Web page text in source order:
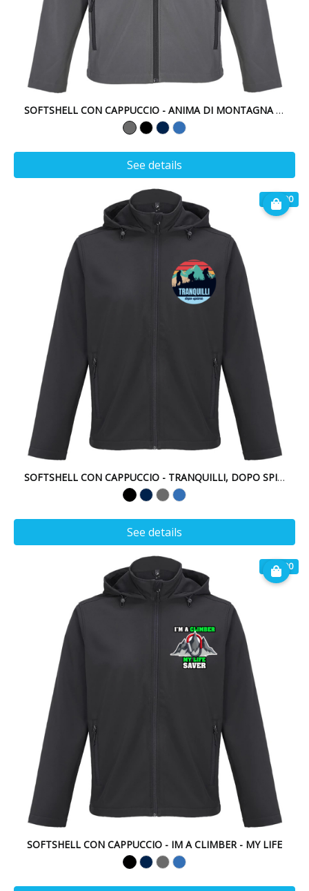
SOFTSHELL CON CAPPUCCIO - ANIMA DI MONTAGNA 25
See details
€ 49.90
SOFTSHELL CON CAPPUCCIO - TRANQUILLI, DOPO SPIANA
See details
€ 49.90
SOFTSHELL CON CAPPUCCIO - IM A CLIMBER - MY LIFE